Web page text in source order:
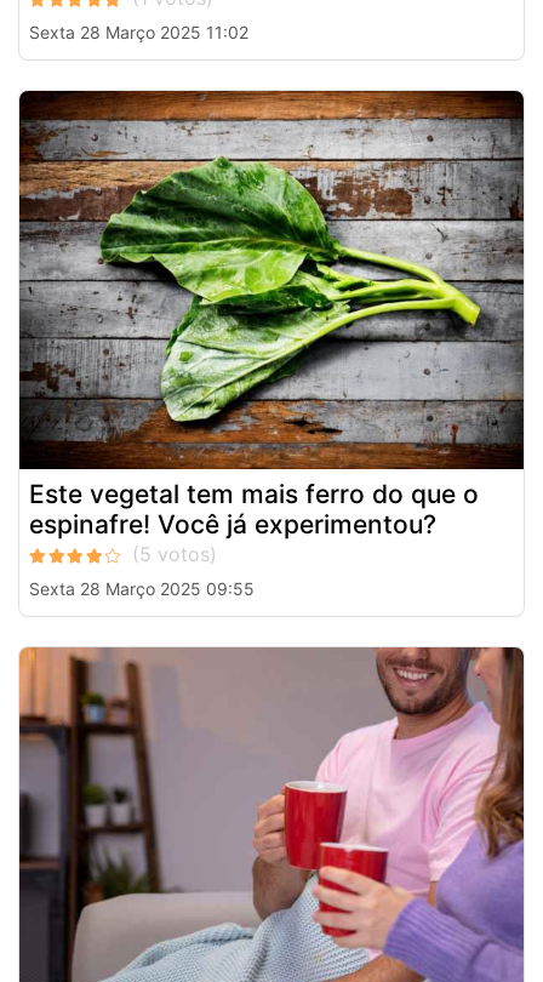
Sexta 28 Março 2025 11:02
Este vegetal tem mais ferro do que o
espinafre! Você já experimentou?
Sexta 28 Março 2025 09:55